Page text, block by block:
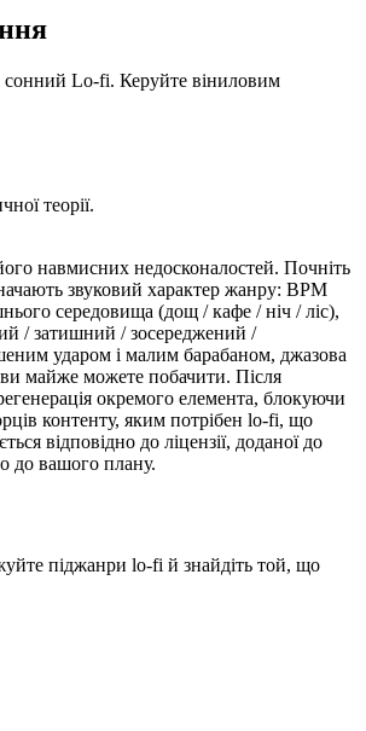
сонний Lo-fi. Керуйте віниловим
теорії.
навмисних недосконалостей. Почніть
звуковий характер жанру: BPM
середовища (дощ / кафе / ніч / ліс),
/ затишний / зосереджений /
ударом і малим барабаном, джазова
ви майже можете побачити. Після
окремого елемента, блокуючи
контенту, яким потрібен lo-fi, що
відповідно до ліцензії, доданої до
до вашого плану.
піджанри lo-fi й знайдіть той, що